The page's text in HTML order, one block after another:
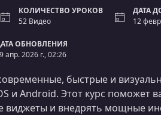
КОЛИЧЕСТВО УРОКОВ
52 Видео
ДАТА
12
ОБНОВЛЕНИЯ
апр. 2026 г., 02:26
быстрые и
и Android. Этот курс поможет
виджеты и внедрять мощные